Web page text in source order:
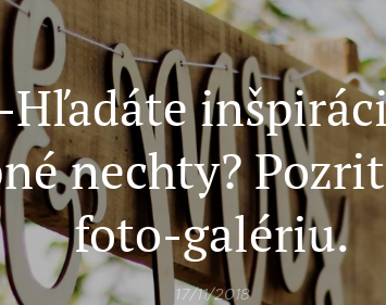
Hľadáte
nechty?
foto-galériu.
17/11/2018